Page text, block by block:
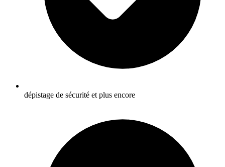
dépistage de sécurité et plus encore